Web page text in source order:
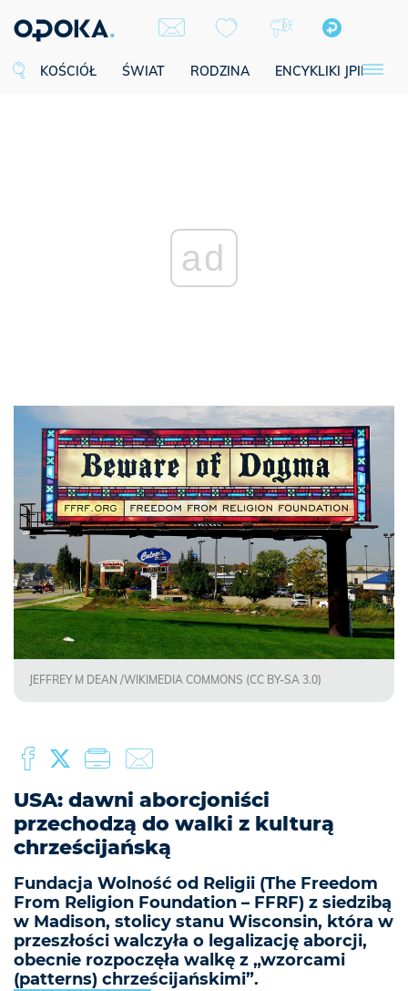
KOŚCIÓŁ ŚWIAT RODZINA ENCYKLIKI JPII
ad
JEFFREY M DEAN /WIKIMEDIA COMMONS (CC BY-SA 3.0)
USA: dawni aborcjoniści
przechodzą do walki z kulturą
chrześcijańską
Fundacja Wolność od Religii (The Freedom
From Religion Foundation – FFRF) z siedzibą
w Madison, stolicy stanu Wisconsin, która w
przeszłości walczyła o legalizację aborcji,
obecnie rozpoczęła walkę z „wzorcami
(patterns) chrześcijańskimi”.